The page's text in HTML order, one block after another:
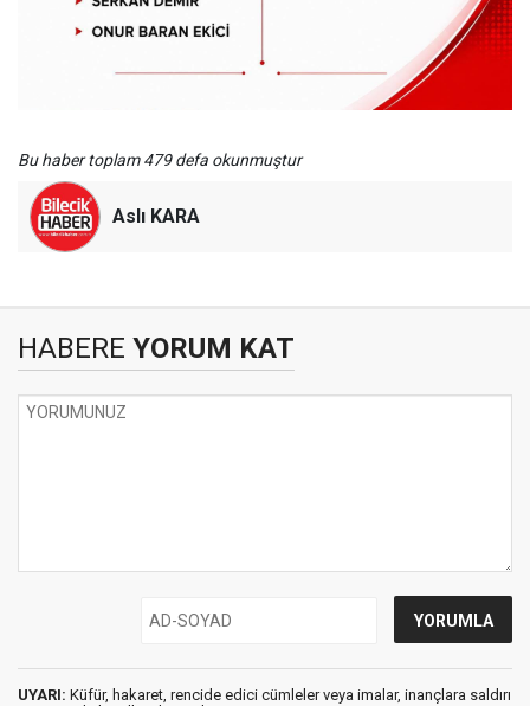
Bu haber toplam 479 defa okunmuştur
Aslı KARA
HABERE YORUM KAT
UYARI: Küfür, hakaret, rencide edici cümleler veya imalar, inançlara saldırı